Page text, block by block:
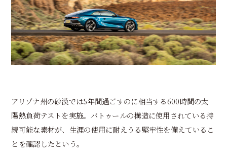
アリゾナ州の砂漠では5年間過ごすのに相当する600時間の太
陽熱負荷テストを実施。バトゥールの構造に使用されている持
続可能な素材が、生涯の使用に耐えうる堅牢性を備えているこ
とを確認したという。